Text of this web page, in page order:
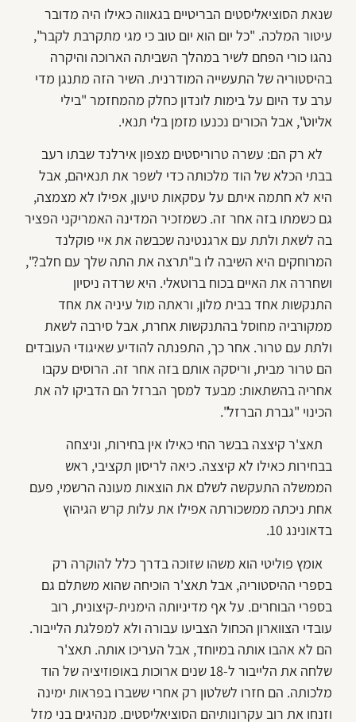
שנאת הסוציאליסטים הבריטיים בגאווה כאילו היה מדובר
עיטור המלכה. "כל יום הוא יום טוב כי מגי מתקרבת לקבר",
נהגו כורי הפחם לשיר במהלך השביתה הארוכה והיקרה
בהיסטוריה של התעשייה המודרנית. השיר הזה מתנגן מדי
ערב עד היום על בימות לונדון כחלק מהמחזמר "בילי
אליוט", אבל הכורים נכנעו מזמן בלי תנאי.
לא רק הם: עשרה טרוריסטים מצפון אירלנד שבתו רעב
בבתי הכלא של הוד מלכותה כדי לשפר את תנאיהם, אבל
היא לא חתמה איתם על עסקאות טיעון, אפילו לא מצמצה,
גם כשמתו בזה אחר זה. כשמזכיר המדינה האמריקני הפציר
בה לשאת ולתת עם ארגנטינה שכבשה את איי פוקלנד
המרוחקים היא השיבה לו ב"תרצה את התה שלך עם חלב?",
ושחררה את האיים בכוח ברוטאלי. היא שרדה ניסיון
התנקשות אחד בבית מלון, וראתה מול עיניה את אחד
ממקורביה מחוסל בהתנקשות אחרת, אבל סירבה לשאת
ולתת עם טרור. אחר כך, התפנתה להודיע שאיגודי העובדים
הם טרור מבית, וריסקה אותם בזה אחר זה. הרוסים עקבו
אחריה בהשתאות: מבעד למסך הברזל הם הדביקו לה את
הכינוי "גברת הברזל".
תאצ'ר קיצצה בבשר החי כאילו אין בחירות, וניצחה
בבחירות כאילו לא קיצצה. כיאה לריסון תקציבי, ראש
הממשלה התעקשה לשלם את הוצאות מעונה הרשמי, פעם
אחת ניכתה ממשכורתה אפילו את עלות קרש הגיהוץ
בדאונינג 10.
אומץ פוליטי הוא משהו שזוכה בדרך כלל להוקרה רק
בספרי ההיסטוריה, אבל תאצ'ר הוכיחה שהוא משתלם גם
בספרי הבוחרים. על אף מדיניותה הימנית-קיצונית, רוב
עובדי הצווארון הכחול הצביעו עבורה ולא למפלגת הלייבור.
הם לא אהבו אותה במיוחד, אבל העריכו אותה. תאצ'ר
שלחה את הלייבור ל-18 שנים ארוכות באופוזיציה של הוד
מלכותה. הם חזרו לשלטון רק אחרי ששברו בפראות ימינה
וזנחו את רוב עקרונותיהם הסוציאליסטים. מנהיגים בני מזל